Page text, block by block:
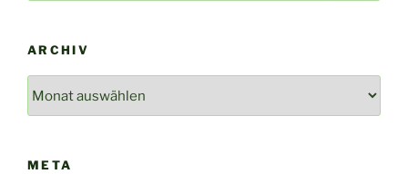
ARCHIV
META